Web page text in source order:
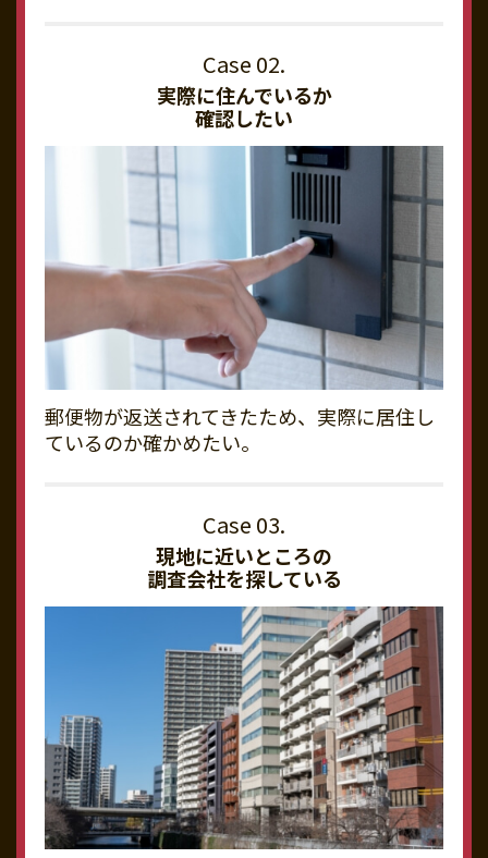
実際に住んでいるか
確認したい
郵便物が返送されてきたため、実際に居住し
ているのか確かめたい。
現地に近いところの
調査会社を探している